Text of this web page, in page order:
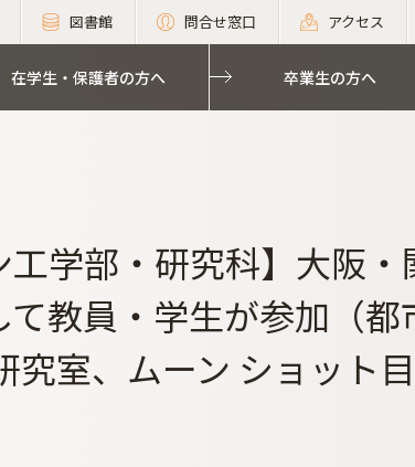
図書館 問合せ窓口 アクセス
在学生・保護者の方へ 卒業生の方へ
工学部・研究科】大阪
教員・学生が参加（都
究室、ムーン ショット